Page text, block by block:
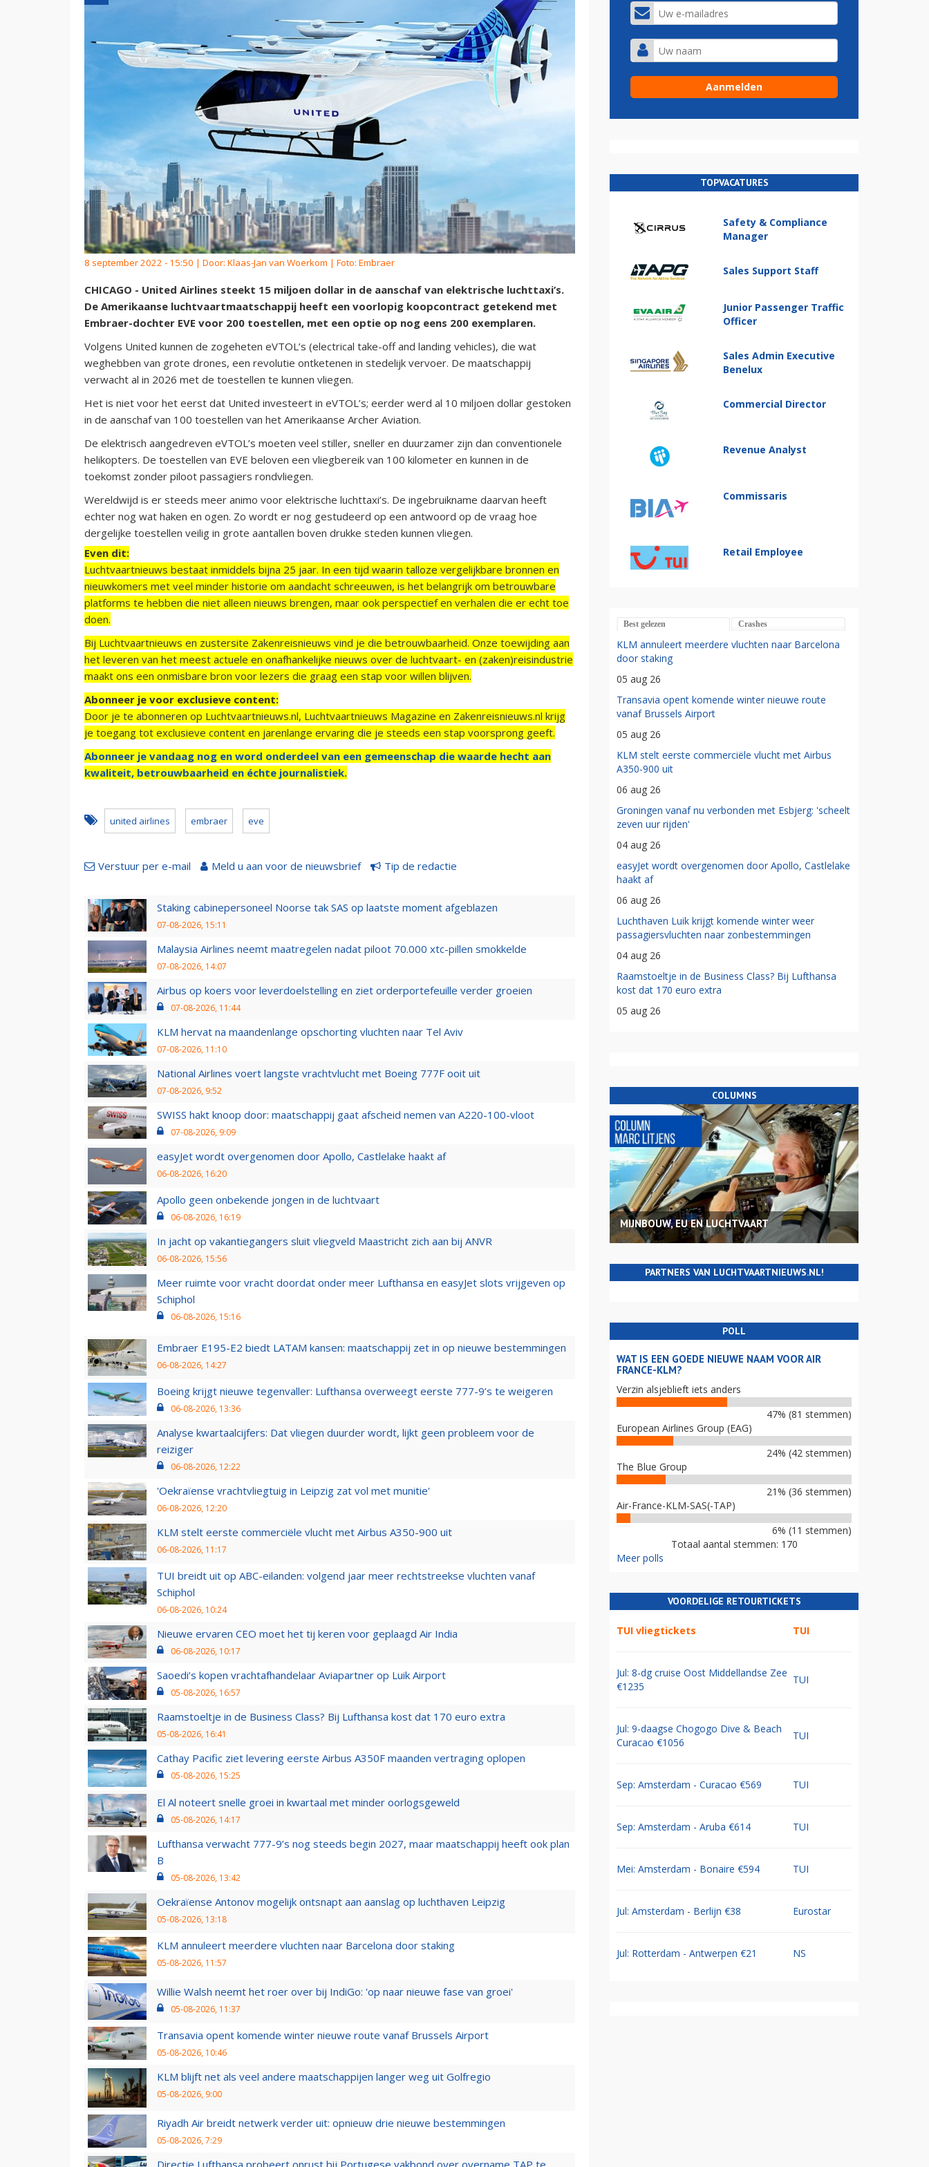
8 september 2022 - 15:50 | Door: Klaas-Jan van Woerkom | Foto: Embraer
CHICAGO - United Airlines steekt 15 miljoen dollar in de aanschaf van elektrische luchttaxi’s.
De Amerikaanse luchtvaartmaatschappij heeft een voorlopig koopcontract getekend met
Embraer-dochter EVE voor 200 toestellen, met een optie op nog eens 200 exemplaren.
Volgens United kunnen de zogeheten eVTOL’s (electrical take-off and landing vehicles), die wat
weghebben van grote drones, een revolutie ontketenen in stedelijk vervoer. De maatschappij
verwacht al in 2026 met de toestellen te kunnen vliegen.
Het is niet voor het eerst dat United investeert in eVTOL’s; eerder werd al 10 miljoen dollar gestoken
in de aanschaf van 100 toestellen van het Amerikaanse Archer Aviation.
De elektrisch aangedreven eVTOL’s moeten veel stiller, sneller en duurzamer zijn dan conventionele
helikopters. De toestellen van EVE beloven een vliegbereik van 100 kilometer en kunnen in de
toekomst zonder piloot passagiers rondvliegen.
Wereldwijd is er steeds meer animo voor elektrische luchttaxi’s. De ingebruikname daarvan heeft
echter nog wat haken en ogen. Zo wordt er nog gestudeerd op een antwoord op de vraag hoe
dergelijke toestellen veilig in grote aantallen boven drukke steden kunnen vliegen.
Even dit:
Luchtvaartnieuws bestaat inmiddels bijna 25 jaar. In een tijd waarin talloze vergelijkbare bronnen en
nieuwkomers met veel minder historie om aandacht schreeuwen, is het belangrijk om betrouwbare
platforms te hebben die niet alleen nieuws brengen, maar ook perspectief en verhalen die er echt toe
doen.
Bij Luchtvaartnieuws en zustersite Zakenreisnieuws vind je die betrouwbaarheid. Onze toewijding aan
het leveren van het meest actuele en onafhankelijke nieuws over de luchtvaart- en (zaken)reisindustrie
maakt ons een onmisbare bron voor lezers die graag een stap voor willen blijven.
Abonneer je voor exclusieve content:
Door je te abonneren op Luchtvaartnieuws.nl, Luchtvaartnieuws Magazine en Zakenreisnieuws.nl krijg
je toegang tot exclusieve content en jarenlange ervaring die je steeds een stap voorsprong geeft.
Abonneer je vandaag nog en word onderdeel van een gemeenschap die waarde hecht aan
kwaliteit, betrouwbaarheid en échte journalistiek.
united airlines embraer eve
Verstuur per e-mail Meld u aan voor de nieuwsbrief Tip de redactie
Staking cabinepersoneel Noorse tak SAS op laatste moment afgeblazen
07-08-2026, 15:11
Malaysia Airlines neemt maatregelen nadat piloot 70.000 xtc-pillen smokkelde
07-08-2026, 14:07
Airbus op koers voor leverdoelstelling en ziet orderportefeuille verder groeien
07-08-2026, 11:44
KLM hervat na maandenlange opschorting vluchten naar Tel Aviv
07-08-2026, 11:10
National Airlines voert langste vrachtvlucht met Boeing 777F ooit uit
07-08-2026, 9:52
SWISS hakt knoop door: maatschappij gaat afscheid nemen van A220-100-vloot
07-08-2026, 9:09
easyJet wordt overgenomen door Apollo, Castlelake haakt af
06-08-2026, 16:20
Apollo geen onbekende jongen in de luchtvaart
06-08-2026, 16:19
In jacht op vakantiegangers sluit vliegveld Maastricht zich aan bij ANVR
06-08-2026, 15:56
Meer ruimte voor vracht doordat onder meer Lufthansa en easyJet slots vrijgeven op
Schiphol
06-08-2026, 15:16
Embraer E195-E2 biedt LATAM kansen: maatschappij zet in op nieuwe bestemmingen
06-08-2026, 14:27
Boeing krijgt nieuwe tegenvaller: Lufthansa overweegt eerste 777-9’s te weigeren
06-08-2026, 13:36
Analyse kwartaalcijfers: Dat vliegen duurder wordt, lijkt geen probleem voor de
reiziger
06-08-2026, 12:22
'Oekraïense vrachtvliegtuig in Leipzig zat vol met munitie'
06-08-2026, 12:20
KLM stelt eerste commerciële vlucht met Airbus A350-900 uit
06-08-2026, 11:17
TUI breidt uit op ABC-eilanden: volgend jaar meer rechtstreekse vluchten vanaf
Schiphol
06-08-2026, 10:24
Nieuwe ervaren CEO moet het tij keren voor geplaagd Air India
06-08-2026, 10:17
Saoedi’s kopen vrachtafhandelaar Aviapartner op Luik Airport
05-08-2026, 16:57
Raamstoeltje in de Business Class? Bij Lufthansa kost dat 170 euro extra
05-08-2026, 16:41
Cathay Pacific ziet levering eerste Airbus A350F maanden vertraging oplopen
05-08-2026, 15:25
El Al noteert snelle groei in kwartaal met minder oorlogsgeweld
05-08-2026, 14:17
Lufthansa verwacht 777-9’s nog steeds begin 2027, maar maatschappij heeft ook plan
B
05-08-2026, 13:42
Oekraïense Antonov mogelijk ontsnapt aan aanslag op luchthaven Leipzig
05-08-2026, 13:18
KLM annuleert meerdere vluchten naar Barcelona door staking
05-08-2026, 11:57
Willie Walsh neemt het roer over bij IndiGo: 'op naar nieuwe fase van groei'
05-08-2026, 11:37
Transavia opent komende winter nieuwe route vanaf Brussels Airport
05-08-2026, 10:46
KLM blijft net als veel andere maatschappijen langer weg uit Golfregio
05-08-2026, 9:00
Riyadh Air breidt netwerk verder uit: opnieuw drie nieuwe bestemmingen
05-08-2026, 7:29
Directie Lufthansa probeert onrust bij Portugese vakbond over overname TAP te
TOPVACATURES
Safety & Compliance
Manager
Sales Support Staff
Junior Passenger Traffic
Officer
Sales Admin Executive
Benelux
Commercial Director
Revenue Analyst
Commissaris
Retail Employee
Best gelezen Crashes
KLM annuleert meerdere vluchten naar Barcelona
door staking
05 aug 26
Transavia opent komende winter nieuwe route
vanaf Brussels Airport
05 aug 26
KLM stelt eerste commerciële vlucht met Airbus
A350-900 uit
06 aug 26
Groningen vanaf nu verbonden met Esbjerg: 'scheelt
zeven uur rijden'
04 aug 26
easyJet wordt overgenomen door Apollo, Castlelake
haakt af
06 aug 26
Luchthaven Luik krijgt komende winter weer
passagiersvluchten naar zonbestemmingen
04 aug 26
Raamstoeltje in de Business Class? Bij Lufthansa
kost dat 170 euro extra
05 aug 26
COLUMNS
MIJNBOUW, EU EN LUCHTVAART
PARTNERS VAN LUCHTVAARTNIEUWS.NL!
POLL
WAT IS EEN GOEDE NIEUWE NAAM VOOR AIR
FRANCE-KLM?
Verzin alsjeblieft iets anders
47% (81 stemmen)
European Airlines Group (EAG)
24% (42 stemmen)
The Blue Group
21% (36 stemmen)
Air-France-KLM-SAS(-TAP)
6% (11 stemmen)
Totaal aantal stemmen: 170
Meer polls
VOORDELIGE RETOURTICKETS
TUI vliegtickets TUI
Jul: 8-dg cruise Oost Middellandse Zee
€1235
TUI
Jul: 9-daagse Chogogo Dive & Beach
Curacao €1056
TUI
Sep: Amsterdam - Curacao €569 TUI
Sep: Amsterdam - Aruba €614 TUI
Mei: Amsterdam - Bonaire €594 TUI
Jul: Amsterdam - Berlijn €38 Eurostar
Jul: Rotterdam - Antwerpen €21 NS